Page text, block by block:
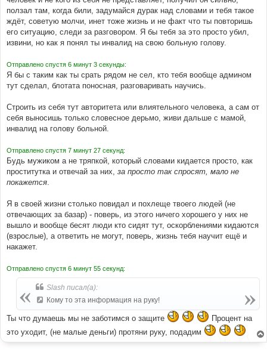
ползал там, когда били, задумайся дурак над словами и тебя такое
ждёт, советую молчи, инет тоже жизнь и не факт что ты повторишь
его ситуацию, следи за разговором. Я бы тебя за это просто убил,
извини, но как я понял ты инвалид на свою больную голову.
Отправлено спустя 6 минут 3 секунды:
Я бы с таким как ты срать рядом не сел, кто тебя вообще админом
тут сделал, блотата поносная, разговаривать научись.
Строить из себя тут авторитета или влиятельного человека, а сам от
себя выносишь только словесное дерьмо, живи дальше с мамой,
инвалид на голову больной.
Отправлено спустя 7 минут 27 секунд:
Будь мужиком а не тряпкой, который словами кидается просто, как
проститутка и отвечай за них, за просто так спросят, мало не
покажется.
Я в своей жизни столько повидал и похлеще твоего людей (не
отвечающих за базар) - поверь, из этого ничего хорошего у них не
вышло и вообще бесят люди кто сидят тут, оскорблениями кидаются
(взрослые), а ответить не могут, поверь, жизнь тебя научит ещё и
накажет.
Отправлено спустя 6 минут 55 секунд:
Slash писал(а):
Кому то эта информация на руку!
Ты что думаешь мы не заботимся о защите
Процент на
это уходит, (не малые деньги) протяни руку, подадим